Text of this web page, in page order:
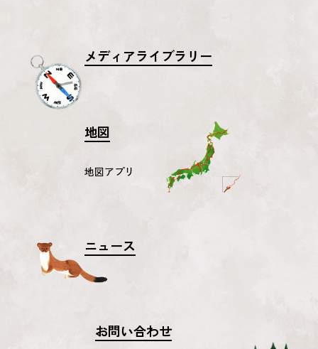
メディアライブラリー
地図
地図アプリ
ニュース
お問い合わせ